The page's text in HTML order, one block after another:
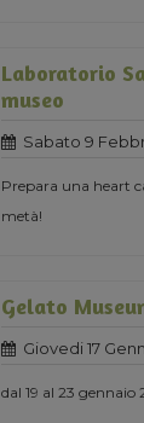
Laboratorio
museo
Sabato 9
Prepara una heart
metà!
Gelato
Giovedi 17
dal 19 al 23 gennaio